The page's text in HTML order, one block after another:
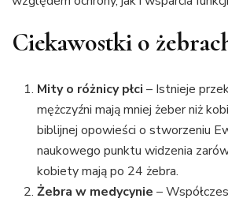
Ciekawostki o
Mity o różnicy płci – Istnieje
mężczyźni mają mniej żeber niż
biblijnej opowieści o stworzeniu
naukowego punktu widzenia
kobiety mają po 24 żebra.
Żebra w medycynie –